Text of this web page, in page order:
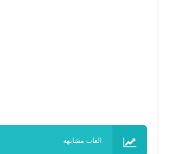
العاب مشابهه